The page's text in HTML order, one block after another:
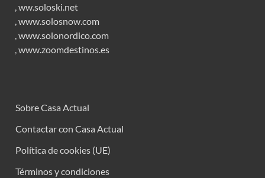
ww.soloski.net
www.solosnow.com
www.solonordico.com
www.zoomdestinos.es
Sobre Casa Actual
Contactar con Casa Actual
Política de cookies (UE)
Términos y condiciones